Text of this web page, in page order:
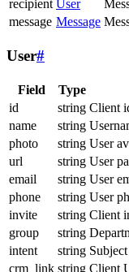
recipient User
message Message
User#
Field Type
id
string Client
name
string
photo
string User
url
string User
email
string User
phone
string User
invite
string Client
group
string
intent
string
crm_link string Client